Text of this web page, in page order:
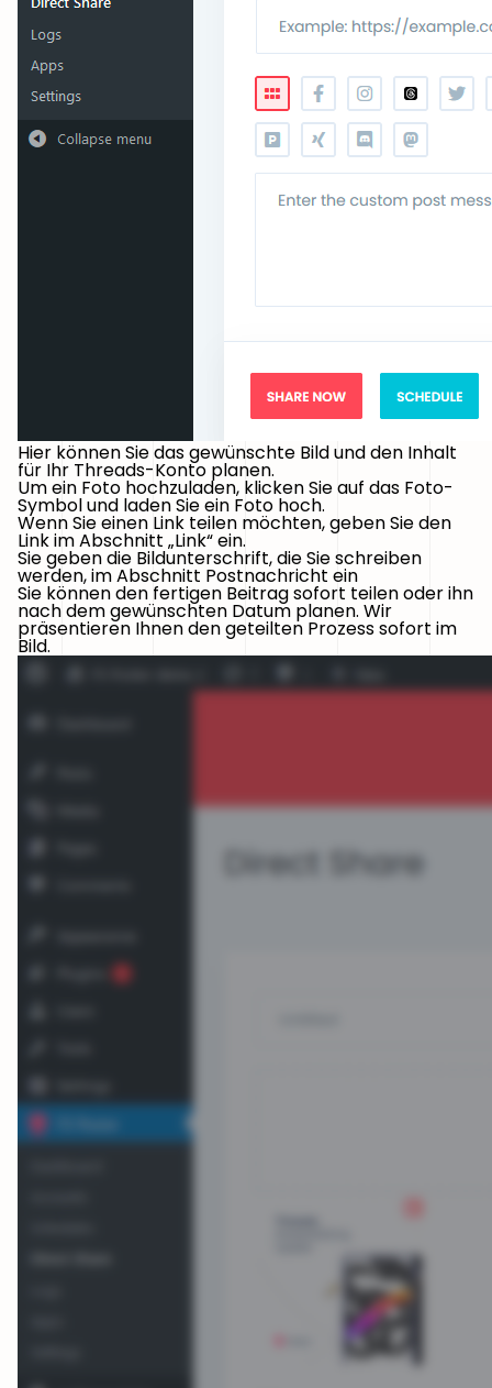
Hier können Sie das gewünschte Bild und den Inhalt
für Ihr Threads-Konto planen.
Um ein Foto hochzuladen, klicken Sie auf das Foto-
Symbol und laden Sie ein Foto hoch.
Wenn Sie einen Link teilen möchten, geben Sie den
Link im Abschnitt „Link“ ein.
Sie geben die Bildunterschrift, die Sie schreiben
werden, im Abschnitt Postnachricht ein
Sie können den fertigen Beitrag sofort teilen oder ihn
nach dem gewünschten Datum planen. Wir
präsentieren Ihnen den geteilten Prozess sofort im
Bild.